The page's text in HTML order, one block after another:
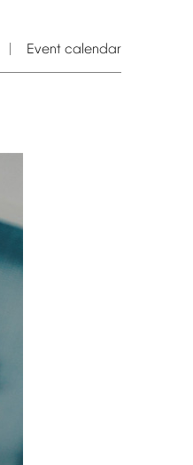
Event calendar